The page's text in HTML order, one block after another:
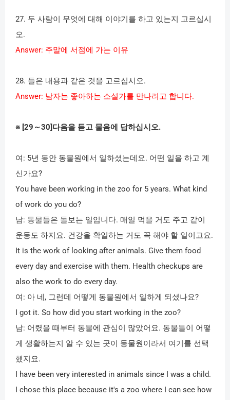
27. 두 사람이 무엇에 대해 이야기를 하고 있는지 고르십시
오.
Answer: 주말에 서점에 가는 이유
28. 들은 내용과 같은 것을 고르십시오.
Answer: 남자는 좋아하는 소설가를 만나려고 합니다.
※ [29 ～30] 다음을 듣고 물음에 답하십시오.
여 : 5년 동안 동물원에서 일하셨는데요. 어떤 일을 하고 계
신가요?
You have been working in the zoo for 5 years. What kind
of work do you do?
남: 동물들은 돌보는 일입니다. 매일 먹을 거도 주고 같이
운동도 하지요. 건강을 확일하는 거도 꼭 해야 할 일이고요.
It is the work of looking after animals. Give them food
every day and exercise with them. Health checkups are
also the work to do every day.
여 : 아 네 , 그런데 어떻게 동물원에서 일하게 되셨나요?
I got it. So how did you start working in the zoo?
남: 어렸을 때부터 동물에 관심이 많았어요. 동물들이 어떻
게 생활하는지 알 수 있는 곳이 동물원이라서 여기를 선택
했지요.
I have been very interested in animals since I was a child.
I chose this place because it's a zoo where I can see how